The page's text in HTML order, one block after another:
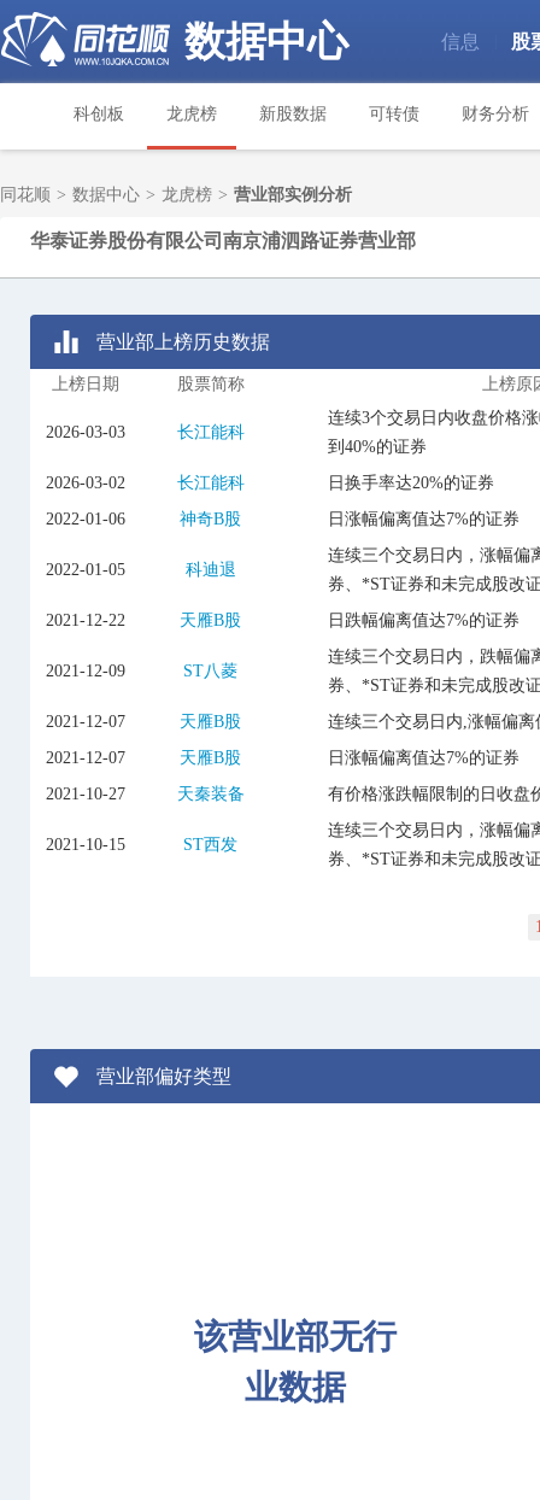
数据中心 信息 股
科创板 龙虎榜 新股数据 可转债 财务分析
同花顺 > 数据中心 > 龙虎榜 > 营业部实例分析
华泰证券股份有限公司南京浦泗路证券营业部
营业部上榜历史数据
上榜日期 股票简称 上榜原
2026-03-03 长江能科
连续3个交易日内收盘价格
到40%的证券
2026-03-02
长江能科
日换手率达20%的证券
2022-01-06
神奇B股 日涨幅偏离值达7%的证券
2022-01-05 科迪退
连续三个交易日内，涨幅偏
券、*ST证券和未完成股改
2021-12-22
天雁B股 日跌幅偏离值达7%的证券
2021-12-09 ST八菱
连续三个交易日内，跌幅偏
券、*ST证券和未完成股改
2021-12-07
天雁B股
连续三个交易日内,涨幅偏离
2021-12-07
天雁B股
日涨幅偏离值达7%的证券
2021-10-27
天秦装备 有价格涨跌幅限制的日收盘
2021-10-15 ST西发
连续三个交易日内，涨幅偏
券、*ST证券和未完成股改
营业部偏好类型
该营业部无行
业数据